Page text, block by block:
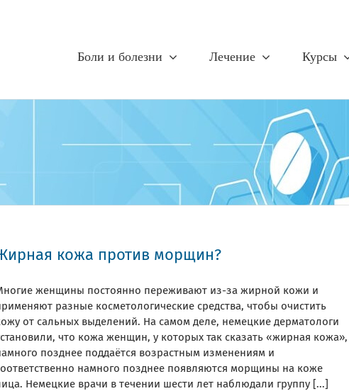
Боли и болезни Лечение Курсы
кожа против морщин?
женщины постоянно переживают из-за жирной кожи и
разные косметологические средства, чтобы очистить
от сальных выделений. На самом деле, немецкие дерматологи
что кожа женщин, у которых так сказать «жирная кожа»,
позднее поддаётся возрастным изменениям и
намного позднее появляются морщины на коже
Немецкие врачи в течении шести лет наблюдали группу [...]